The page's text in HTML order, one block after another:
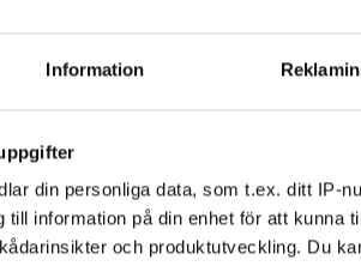
Information
din personliga data, som t.ex. ditt IP-
information på din enhet för att kunna
och produktutveckling. Du
*